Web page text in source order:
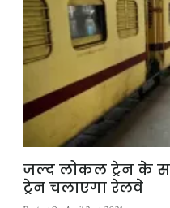
जल्द लोकल ट्रेन के
ट्रेन चलाएगा रेलवे